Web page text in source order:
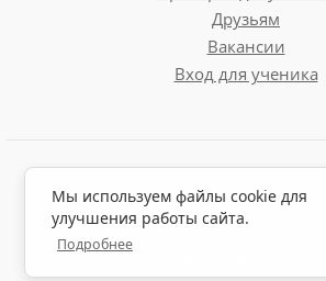
Друзьям
Вакансии
Вход для ученика
Политика обработки
Политика использования
Мы используем файлы cookie для
улучшения работы сайта.
Подробнее